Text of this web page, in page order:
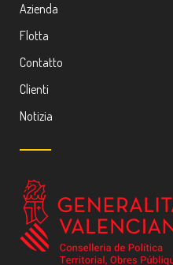
Azienda
Flotta
Contatto
Clienti
Notizia